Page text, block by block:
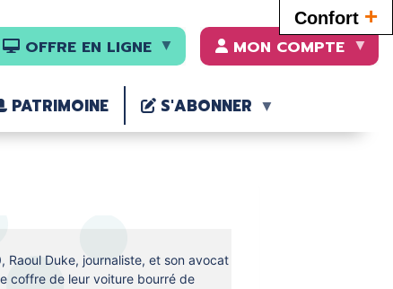
Confort +
OFFRE EN LIGNE MON COMPTE
PATRIMOINE S'ABONNER
Raoul Duke, journaliste, et son avocat
coffre de leur voiture bourré de